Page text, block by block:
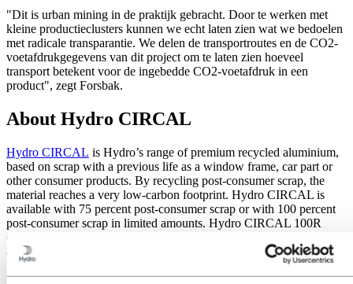
"Dit is urban mining in de praktijk gebracht. Door te werken met
kleine productieclusters kunnen we echt laten zien wat we bedoelen
met radicale transparantie. We delen de transportroutes en de CO2-
voetafdrukgegevens van dit project om te laten zien hoeveel
transport betekent voor de ingebedde CO2-voetafdruk in een
product", zegt Forsbak.
About Hydro CIRCAL
Hydro CIRCAL is Hydro’s range of premium recycled aluminium,
based on scrap with a previous life as a window frame, car part or
other consumer products. By recycling post-consumer scrap, the
material reaches a very low-carbon footprint. Hydro CIRCAL is
available with 75 percent post-consumer scrap or with 100 percent
post-consumer scrap in limited amounts. Hydro CIRCAL 100R
comes with a carbon footprint of less than 0.5 kg CO2 per kg
aluminium, 33 times lower than the global average.